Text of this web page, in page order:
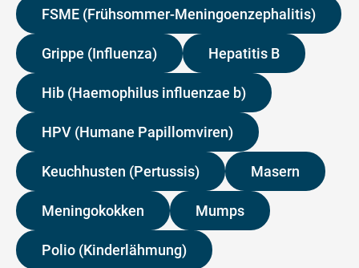
FSME (Frühsommer-Meningoenzephalitis)
Grippe (Influenza) Hepatitis B
Hib (Haemophilus influenzae b)
HPV (Humane Papillomviren)
Keuchhusten (Pertussis) Masern
Meningokokken Mumps
Polio (Kinderlähmung)